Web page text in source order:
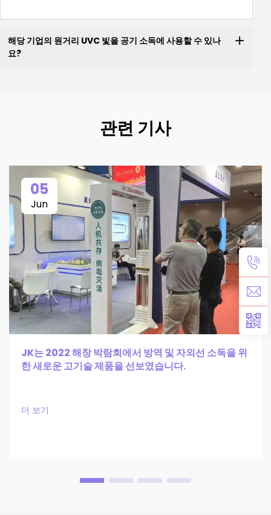
해당 기업의 원거리 UVC 빛을 공기 소독에 사용할 수 있나
요?
관련 기사
05
Jun
JK는 2022 해창 박람회에서 방역 및 자외선 소독을 위
한 새로운 고기술 제품을 선보였습니다.
더 보기